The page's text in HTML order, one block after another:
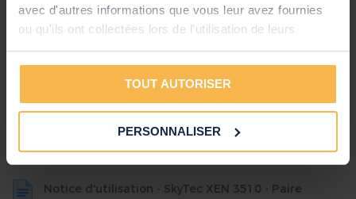
avec d'autres informations que vous leur avez fournies
ou qu'ils ont collectées lors de l'utilisation de leurs
services.
TOUT AUTORISER
PERSONNALISER
Notice d'Utilisation
Français, Espagnol
MAX XEN3510 - Paire d'Enceintes
Passives 10", Puissance 700 Watts, SPL
PD Connex RX30 - Câble Haut-Parleur
Universel Standard, Noir/Rouge, 2x
SkyTec SPL 700 - Amplificateur, 2x 350
Watts, Égaliseur 3 Bandes Intégré,
Prises RCA
Notice d'utilisation - SkyTec XEN 3510 - Paire